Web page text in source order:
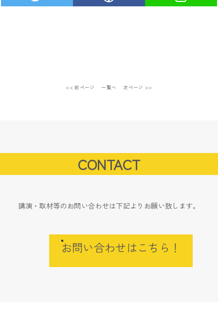
<< 前ページ 一覧へ 次ページ >>
CONTACT
講演・取材等のお問い合わせは下記よりお願い致します。
お問い合わせはこちら！